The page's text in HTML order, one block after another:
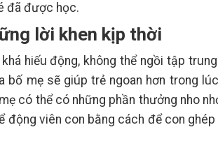
đã được học.
lời khen kịp thời
hiếu động, không thể ngồi tập
bố mẹ sẽ giúp trẻ ngoan hơn trong
có thể có những phần thưởng nho
động viên con bằng cách để con